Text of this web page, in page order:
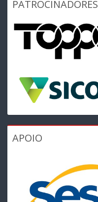
PATROCINADORES
APOIO